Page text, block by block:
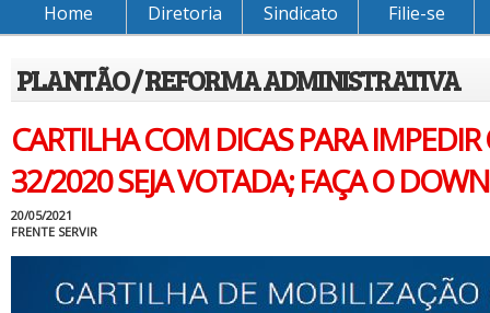
Home Diretoria Sindicato Filie-se
PLANTÃO / REFORMA ADMINISTRATIVA
CARTILHA COM DICAS PARA IMPEDIR
32/2020 SEJA VOTADA; FAÇA O
20/05/2021
FRENTE SERVIR